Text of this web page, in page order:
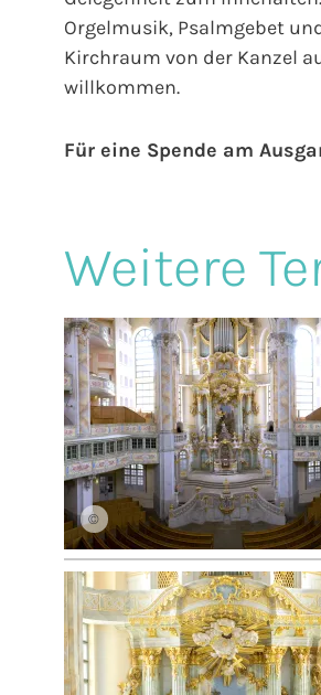
Orgelmusik, Psalmgebet
Kirchraum von der Kanzel
willkommen.
Für eine Spende am
Weitere
©